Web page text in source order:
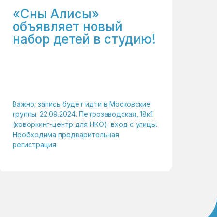
«Сны Алисы»
объявляет новый
набор детей в студию!
Важно: запись будет идти в Московские
группы. 22.09.2024. Петрозаводская, 18к1
(коворкинг-центр для НКО), вход с улицы.
Необходима предварительная
регистрация.